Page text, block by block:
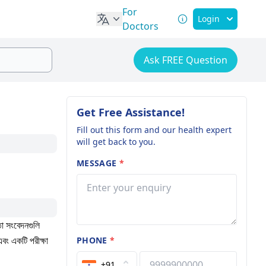
For
Doctors
Login
Ask FREE Question
সংবেদনগুলি
একটি পরীক্ষা
Get Free Assistance!
Fill out this form and our health expert
will get back to you.
MESSAGE *
PHONE*